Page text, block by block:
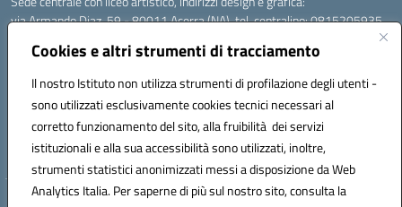
Cookies e altri strumenti di tracciamento
Il nostro Istituto non utilizza strumenti di profilazione degli utenti -
sono utilizzati esclusivamente cookies tecnici necessari al
corretto funzionamento del sito, alla fruibilità dei servizi
istituzionali e alla sua accessibilità sono utilizzati, inoltre,
strumenti statistici anonimizzati messi a disposizione da Web
Analytics Italia. Per saperne di più sul nostro sito, consulta la
via Armando Diaz, 59 - 80011 Acerra (NA), tel. centralino: 0815205935
via T. Campanella, 80011 Acerra (NA), tel/fax: 0818850905
Sede succursale con liceo musicale:
via S. Pellico, 80011 Acerra (NA), tel: 08119660921
Email: nais10900c@istruzione.it | PEC: nais10900c@pec.istruzione.it |
Nome Ufficio PA: Uff_eFatturaPA | Codice Univoco ufficio: UFOYYV |
C.Fisc: 93056740637